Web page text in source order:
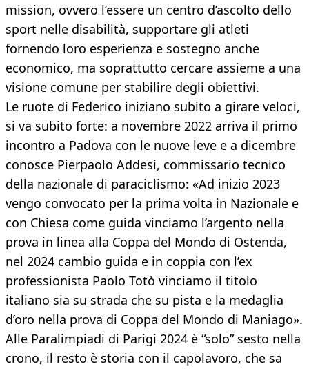
mission, ovvero l’essere un centro d’ascolto dello
sport nelle disabilità, supportare gli atleti
fornendo loro esperienza e sostegno anche
economico, ma soprattutto cercare assieme a una
visione comune per stabilire degli obiettivi.
Le ruote di Federico iniziano subito a girare veloci,
si va subito forte: a novembre 2022 arriva il primo
incontro a Padova con le nuove leve e a dicembre
conosce Pierpaolo Addesi, commissario tecnico
della nazionale di paraciclismo: «Ad inizio 2023
vengo convocato per la prima volta in Nazionale e
con Chiesa come guida vinciamo l’argento nella
prova in linea alla Coppa del Mondo di Ostenda,
nel 2024 cambio guida e in coppia con l’ex
professionista Paolo Totò vinciamo il titolo
italiano sia su strada che su pista e la medaglia
d’oro nella prova di Coppa del Mondo di Maniago».
Alle Paralimpiadi di Parigi 2024 è “solo” sesto nella
crono, il resto è storia con il capolavoro, che sa